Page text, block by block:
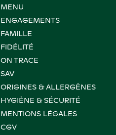
MENU
ENGAGEMENTS
FAMILLE
FIDÉLITÉ
ON TRACE
SAV
ORIGINES & ALLERGÈNES
HYGIÈNE & SÉCURITÉ
MENTIONS LÉGALES
CGV